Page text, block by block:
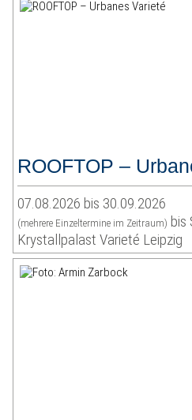
ROOFTOP –
07.08.2026 bis 30.09.2026
(mehrere Einzeltermine im Zeitraum) bis
Krystallpalast Varieté Leipzig